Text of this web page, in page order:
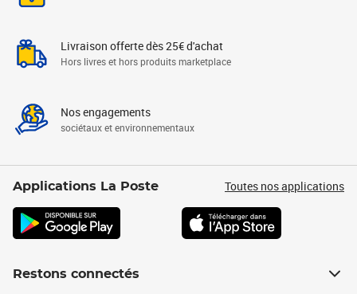
Livraison offerte dès 25€ d'achat
Hors livres et hors produits marketplace
Nos engagements
sociétaux et environnementaux
Applications La Poste Toutes nos applications
Restons connectés